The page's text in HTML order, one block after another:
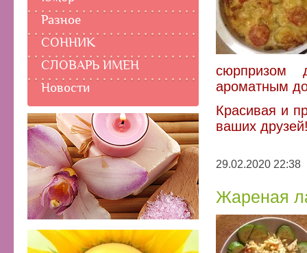
Разное
СОННИК
СЛОВАРЬ ИМЕН
Новости
сюрпризом
ароматным
Красивая и
ваших
29.02.2020 22:38
Жареная